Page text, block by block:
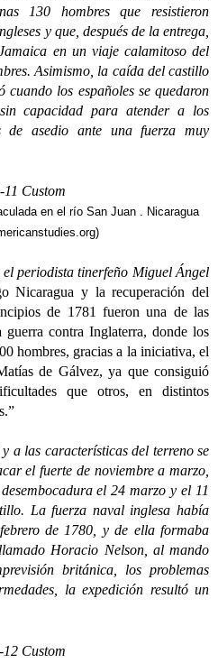
130 hombres que resistieron
y que, después de la entrega,
en un viaje calamitoso del
Asimismo, la caída del castillo
los españoles se quedaron
capacidad para atender a los
de asedio ante una fuerza muy
en el río San Juan . Nicaragua
)
tinerfeño Miguel Ángel
Nicaragua y la recuperación del
de 1781 fueron una de las
guerra contra Inglaterra, donde los
hombres, gracias a la iniciativa, el
de Gálvez, ya que consiguió
que otros, en distintos
características del terreno se
el fuerte de noviembre a marzo,
el 24 marzo y el 11
La fuerza naval inglesa había
de 1780, y de ella formaba
Horacio Nelson, al mando
británica, los problemas
la expedición resultó un